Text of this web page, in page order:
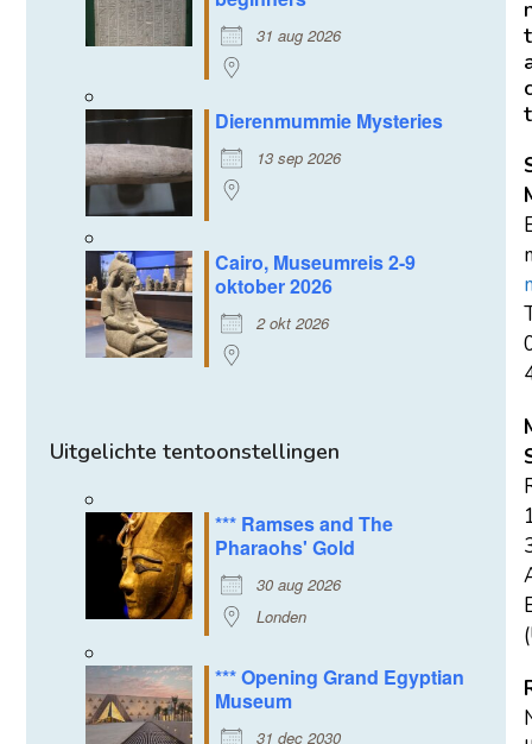
31 aug 2026
Dierenmummie Mysteries
13 sep 2026
Cairo, Museumreis 2-9
oktober 2026
2 okt 2026
Uitgelichte tentoonstellingen
*** Ramses and The
Pharaohs' Gold
30 aug 2026
Londen
*** Opening Grand Egyptian
Museum
31 dec 2030
t
t